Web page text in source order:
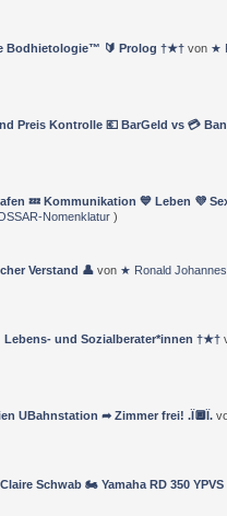
Bodhietologie™ 🔰 Prolog †★†von ★
Preis Kontrolle 💶 BarGeld vs 💳
💤 Kommunikation 💙 Leben 💜
Nomenklatur)
Verstand 👤 von ★ Ronald
und Sozialberater*innen †★†
UBahnstation ➦ Zimmer frei! .Ï🔲Ï.
Schwab 🏍️ Yamaha RD 350